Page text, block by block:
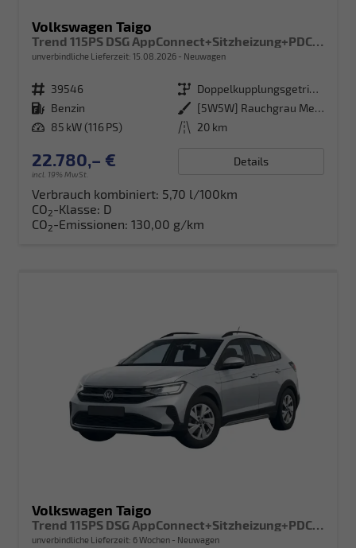
Volkswagen Taigo
Trend 115PS DSG AppConnect+Sitzheizung+PDC+Alu16+LED+DAB+FrontAssist
unverbindliche Lieferzeit: 15.08.2026 Neuwagen
Fahrzeugnr. 39546 Getriebe
Doppelkupplungsgetriebe (DSG)
Kraftstoff Benzin Außenfarbe
[5W5W] Rauchgrau Metallic
Leistung 85 kW (116 PS) Kilometerstand 20 km
22.780,– €
incl. 19% MwSt.
Details
Verbrauch kombiniert: 5,70 l/100km
CO2-Klasse: D
CO2-Emissionen: 130,00 g/km
Volkswagen Taigo
Trend 115PS DSG AppConnect+Sitzheizung+PDC+Alu16+LED+DAB+FrontAssist
unverbindliche Lieferzeit: 6 Wochen Neuwagen